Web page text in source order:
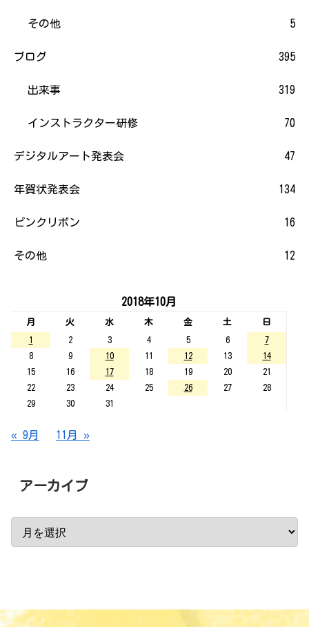
その他 5
ブログ 395
出来事 319
インストラクター研修 70
デジタルアート発表会 47
年賀状発表会 134
ピンクリボン 16
その他 12
2018年10月
月 火 水 木 金 土
日
1
2 3 4 5 6
7
8
9 10 11 12 13
14
15
16 17 18 19 20
21
22
23 24 25 26 27
28
29
30 31
« 9月 11月 »
アーカイブ